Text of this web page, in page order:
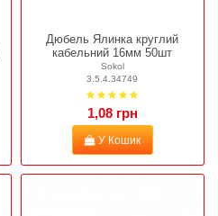
Дюбель Ялинка круглий
кабельний 16мм 50шт
Sokol
3.5.4.34749
1,08 грн
У Кошик